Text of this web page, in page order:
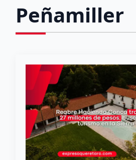
Peñamiller